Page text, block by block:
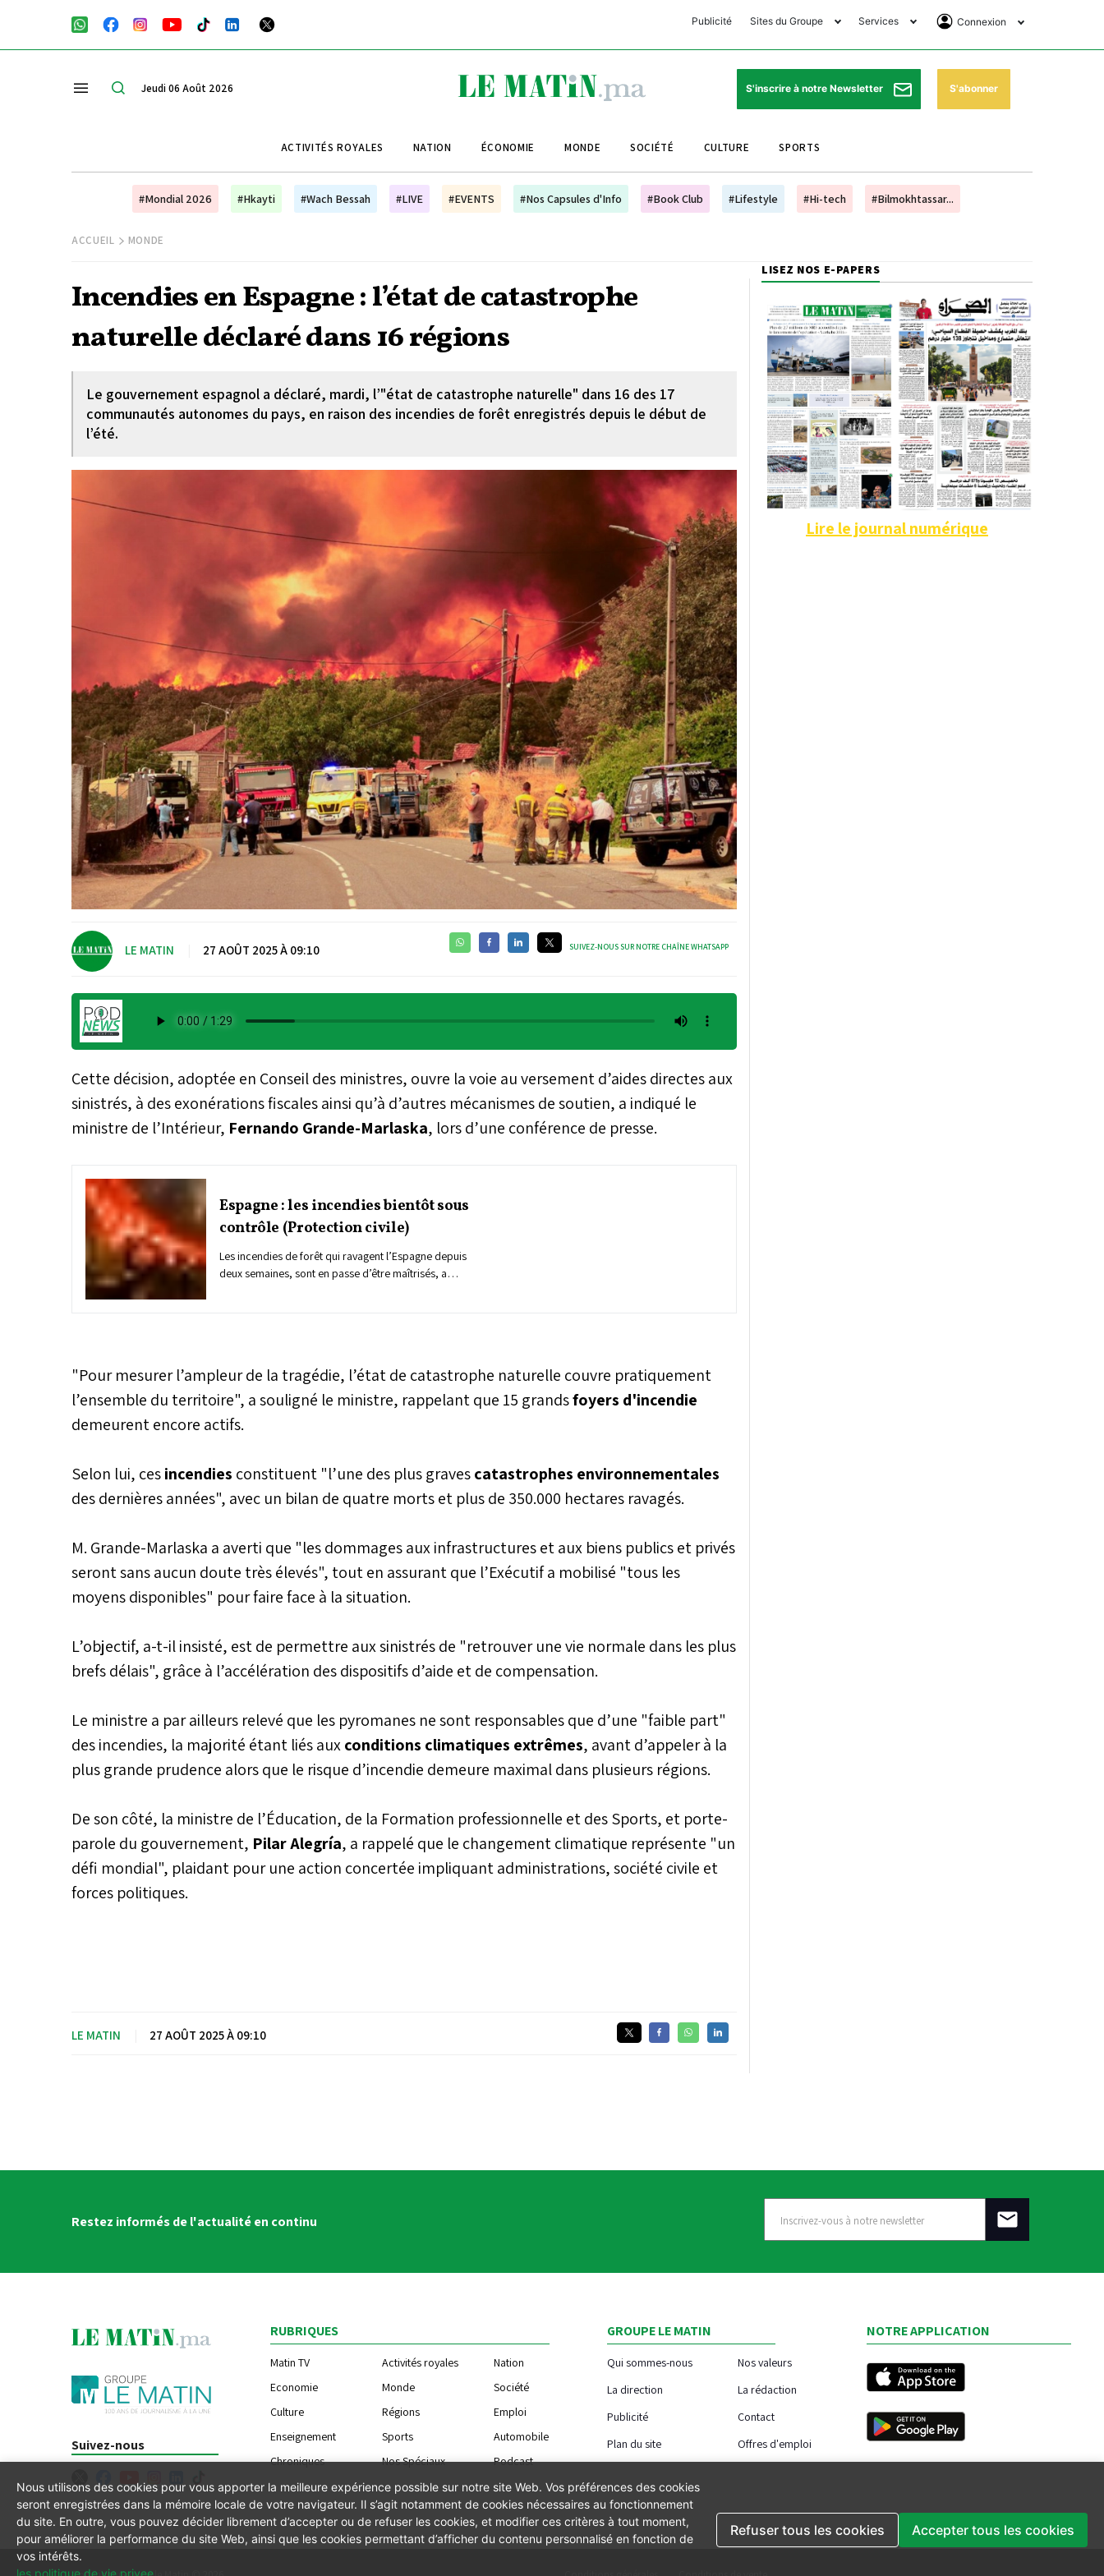
Publicité Sites du Groupe
Club Avantages
Le Matin Sports
Le Matin Store
Le Matin Annonces
Morocco Today Forum
Bookclub
Services
Horaires de prières
Pharmacies de garde
Programme TV
Cinéma
Connexion
Se Connecter
Abonnement
Jeudi 06 Août 2026 S'inscrire à notre Newsletter S'abonner
ACTIVITÉS ROYALES NATION ÉCONOMIE MONDE SOCIÉTÉ CULTURE SPORTS
#Mondial 2026 #Hkayti #Wach Bessah #LIVE #EVENTS #Nos Capsules d'Info #Book Club #Lifestyle #Hi-tech #Bilmokhtassar...
ACCUEIL MONDE
Incendies en Espagne : l’état de catastrophe
naturelle déclaré dans 16 régions
Le gouvernement espagnol a déclaré, mardi, l’"état de catastrophe naturelle" dans 16 des 17
communautés autonomes du pays, en raison des incendies de forêt enregistrés depuis le début de
l’été.
LE MATIN 27 AOÛT 2025 À 09:10 SUIVEZ-NOUS SUR NOTRE CHAÎNE WHATSAPP
Cette décision, adoptée en Conseil des ministres, ouvre la voie au versement d’aides directes aux
sinistrés, à des exonérations fiscales ainsi qu’à d’autres mécanismes de soutien, a indiqué le
ministre de l’Intérieur, Fernando Grande-Marlaska, lors d’une conférence de presse.
Espagne : les incendies bientôt sous
contrôle (Protection civile)
Les incendies de forêt qui ravagent l’Espagne depuis
deux semaines, sont en passe d’être maîtrisés, a
"Pour mesurer l’ampleur de la tragédie, l’état de catastrophe naturelle couvre pratiquement
l’ensemble du territoire", a souligné le ministre, rappelant que 15 grandsfoyers d'incendie
demeurent encore actifs.
Selon lui, cesincendies constituent "l’une des plus gravescatastrophes environnementales
des dernières années", avec un bilan de quatre morts et plus de 350.000 hectares ravagés.
M. Grande-Marlaska a averti que "les dommages aux infrastructures et aux biens publics et privés
seront sans aucun doute très élevés", tout en assurant que l’Exécutif a mobilisé "tous les
moyens disponibles" pour faire face à la situation.
L’objectif, a-t-il insisté, est de permettre aux sinistrés de "retrouver une vie normale dans les plus
brefs délais", grâce à l’accélération des dispositifs d’aide et de compensation.
Le ministre a par ailleurs relevé que les pyromanes ne sont responsables que d’une "faible part"
des incendies, la majorité étant liés auxconditions climatiques extrêmes, avant d’appeler à la
plus grande prudence alors que le risque d’incendie demeure maximal dans plusieurs régions.
De son côté, la ministre de l’Éducation, de la Formation professionnelle et des Sports, et porte-
parole du gouvernement, Pilar Alegría, a rappelé que le changement climatique représente "un
défi mondial", plaidant pour une action concertée impliquant administrations, société civile et
forces politiques.
LE MATIN 27 AOÛT 2025 À 09:10
LISEZ NOS E-PAPERS
Lire le journal numérique
Restez informés de l'actualité en continu
Suivez-nous
RUBRIQUES
Matin TV Activités royales
Nation
Economie
Monde
Société
Culture
Régions
Emploi
Enseignement
Sports
Automobile
Chroniques
Nos Spéciaux Podcast
GROUPE LE MATIN
Qui sommes-nous
Nos valeurs
La direction
La rédaction
Publicité
Contact
Plan du site
Offres d'emploi
NOTRE APPLICATION
Nous utilisons des cookies pour vous apporter la meilleure expérience possible sur notre site Web. Vos préférences des cookies
seront enregistrées dans la mémoire locale de votre navigateur. Il s’agit notamment de cookies nécessaires au fonctionnement
du site. En outre, vous pouvez décider librement d’accepter ou de refuser les cookies, et modifier ces critères à tout moment,
pour améliorer la performance du site Web, ainsi que les cookies permettant d’afficher du contenu personnalisé en fonction de
vos intérêts.
les politique de vie privee
Refuser tous les cookies Accepter tous les cookies